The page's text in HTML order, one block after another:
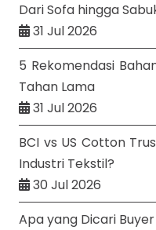
Dari Sofa hingga
31 Jul 2026
5 Rekomendasi
Tahan Lama
31 Jul 2026
BCI vs US Cotton
Industri Tekstil?
30 Jul 2026
Apa yang Dicari